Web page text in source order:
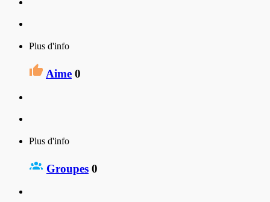
Plus d'info
Aime 0
Plus d'info
Groupes 0